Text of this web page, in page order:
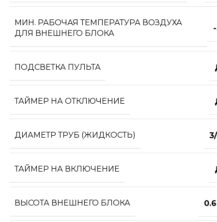
МИН. РАБОЧАЯ ТЕМПЕРАТУРА ВОЗДУХА
ДЛЯ ВНЕШНЕГО БЛОКА
ПОДСВЕТКА ПУЛЬТА
ТАЙМЕР НА ОТКЛЮЧЕНИЕ
ДИАМЕТР ТРУБ (ЖИДКОСТЬ)
ТАЙМЕР НА ВКЛЮЧЕНИЕ
ВЫСОТА ВНЕШНЕГО БЛОКА